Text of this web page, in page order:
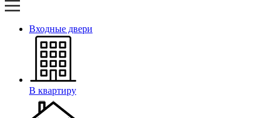
Входные двери
В квартиру